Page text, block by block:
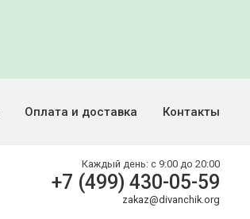
Оплата и доставка Контакты
Каждый день: с 9:00 до 20:00
+7 (499) 430-05-59
zakaz@divanchik.org